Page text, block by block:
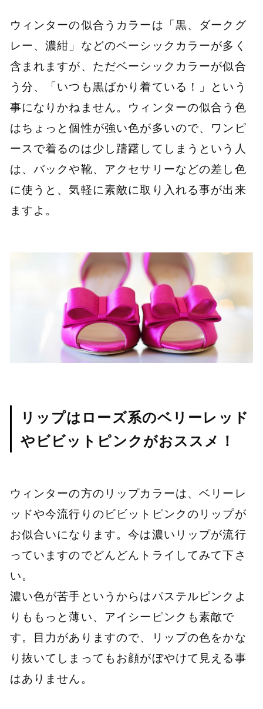
ウィンターの似合うカラーは「黒、ダークグ
レー、濃紺」などのベーシックカラーが多く
含まれますが、ただベーシックカラーが似合
う分、「いつも黒ばかり着ている！」という
事になりかねません。ウィンターの似合う色
はちょっと個性が強い色が多いので、ワンピ
ースで着るのは少し躊躇してしまうという人
は、バックや靴、アクセサリーなどの差し色
に使うと、気軽に素敵に取り入れる事が出来
ますよ。
リップはローズ系のベリーレッド
やビビットピンクがおススメ！
ウィンターの方のリップカラーは、ベリーレ
ッドや今流行りのビビットピンクのリップが
お似合いになります。今は濃いリップが流行
っていますのでどんどんトライしてみて下さ
い。
濃い色が苦手というからはパステルピンクよ
りももっと薄い、アイシーピンクも素敵で
す。目力がありますので、リップの色をかな
り抜いてしまってもお顔がぼやけて見える事
はありません。